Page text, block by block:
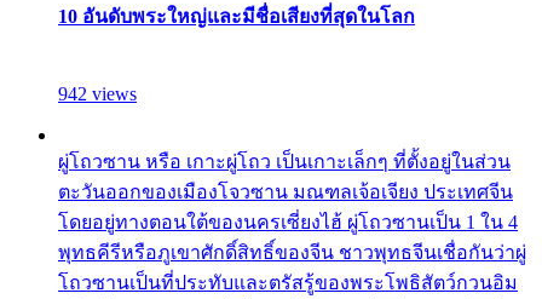
10 อันดับพระใหญ่และมีชื่อเสียงที่สุดในโลก
942 views
ผู่โถวซาน หรือ เกาะผู่โถว เป็นเกาะเล็กๆ ที่ตั้งอยู่ในส่วน
ตะวันออกของเมืองโจวซาน มณฑลเจ้อเจียง ประเทศจีน
โดยอยู่ทางตอนใต้ของนครเซี่ยงไฮ้ ผู่โถวซานเป็น 1 ใน 4
พุทธคีรีหรือภูเขาศักดิ์สิทธิ์ของจีน ชาวพุทธจีนเชื่อกันว่าผู่
โถวซานเป็นที่ประทับและตรัสรู้ของพระโพธิสัตว์กวนอิม